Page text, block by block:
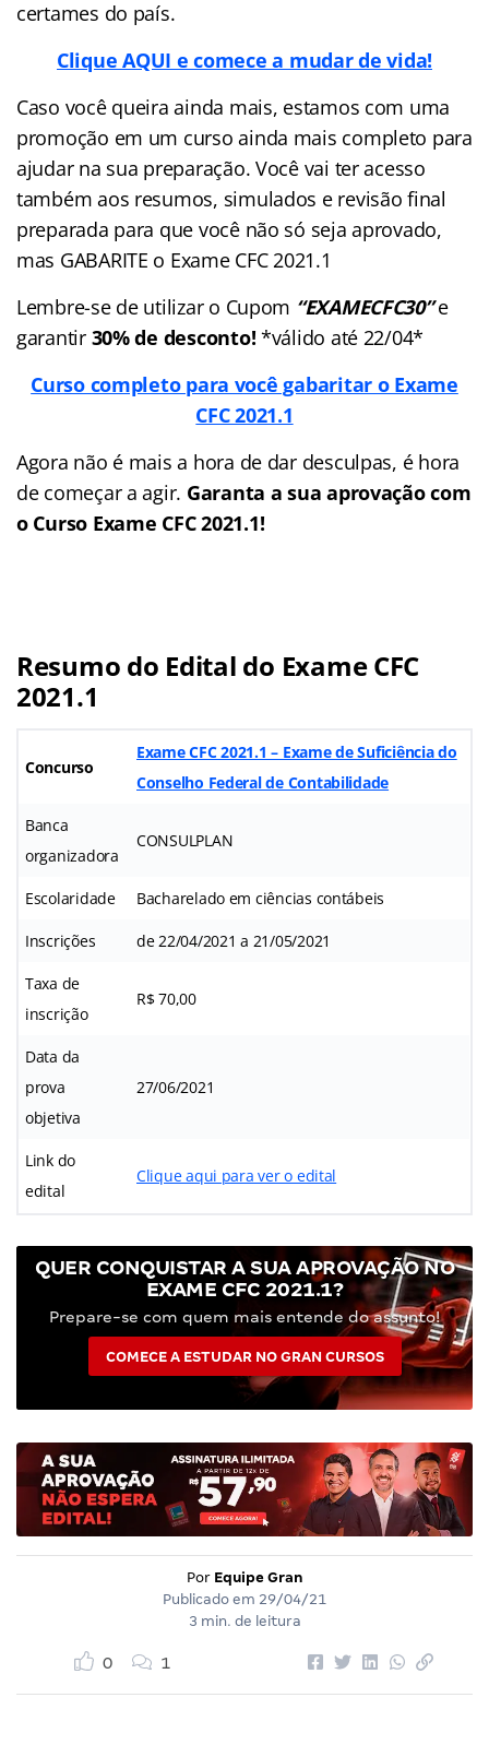
certames do país.
Clique AQUI e comece a mudar de vida!
Caso você queira ainda mais, estamos com uma
promoção em um curso ainda mais completo para
ajudar na sua preparação. Você vai ter acesso
também aos resumos, simulados e revisão final
preparada para que você não só seja aprovado,
mas GABARITE o Exame CFC 2021.1
Lembre-se de utilizar o Cupom “EXAMECFC30”e
garantir 30% de desconto! *válido até 22/04*
Curso completo para você gabaritar o Exame
CFC 2021.1
Agora não é mais a hora de dar desculpas, é hora
de começar a agir. Garanta a sua aprovação com
o Curso Exame CFC 2021.1!
Resumo do Edital do Exame CFC
2021.1
Concurso
Exame CFC 2021.1 – Exame de Suficiência do
Conselho Federal de Contabilidade
Banca
organizadora
CONSULPLAN
Escolaridade Bacharelado em ciências contábeis
Inscrições de 22/04/2021 a 21/05/2021
Taxa de
inscrição
R$ 70,00
Data da
prova
objetiva
27/06/2021
Link do
edital
Clique aqui para ver o edital
QUER CONQUISTAR A SUA APROVAÇÃO NO
EXAME CFC 2021.1?
Prepare-se com quem mais entende do assunto!
COMECE A ESTUDAR NO GRAN CURSOS
Por Equipe Gran
Publicado em 29/04/21
3 min. de leitura
0 1